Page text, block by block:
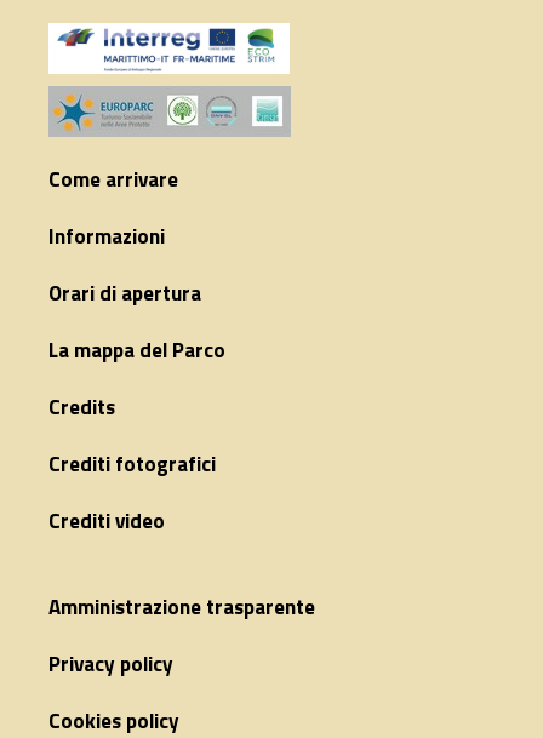
Come arrivare
Informazioni
Orari di apertura
La mappa del Parco
Credits
Crediti fotografici
Crediti video
Amministrazione trasparente
Privacy policy
Cookies policy